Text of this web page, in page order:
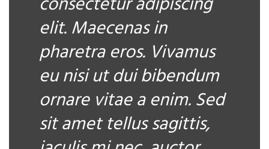
elit. Maecenas in
pharetra eros. Vivamus
eu nisi ut dui bibendum
ornare vitae a enim. Sed
sit amet tellus sagittis,